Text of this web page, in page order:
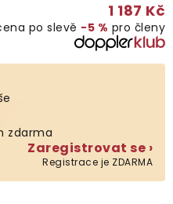
1 187 Kč
po slevě −5 % pro členy
zdarma
Zaregistrovat se ›
Registrace je ZDARMA